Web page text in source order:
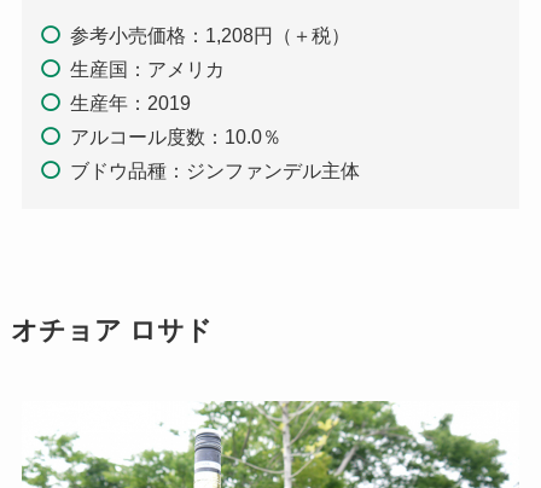
参考小売価格：1,208円（＋税）
生産国：アメリカ
生産年：2019
アルコール度数：10.0％
ブドウ品種：ジンファンデル主体
オチョア ロサド